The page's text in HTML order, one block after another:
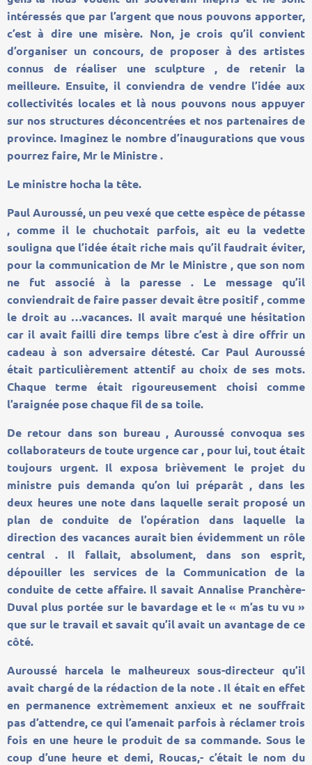
intéressés que par l’argent que nous pouvons apporter,
c’est à dire une misère. Non, je crois qu’il convient
d’organiser un concours, de proposer à des artistes
connus de réaliser une sculpture , de retenir la
meilleure. Ensuite, il conviendra de vendre l’idée aux
collectivités locales et là nous pouvons nous appuyer
sur nos structures déconcentrées et nos partenaires de
province. Imaginez le nombre d’inaugurations que vous
pourrez faire, Mr le Ministre .
Le ministre hocha la tête.
Paul Auroussé, un peu vexé que cette espèce de pétasse
, comme il le chuchotait parfois, ait eu la vedette
souligna que l’idée était riche mais qu’il faudrait éviter,
pour la communication de Mr le Ministre , que son nom
ne fut associé à la paresse . Le message qu’il
conviendrait de faire passer devait être positif , comme
le droit au …vacances. Il avait marqué une hésitation
car il avait failli dire temps libre c’est à dire offrir un
cadeau à son adversaire détesté. Car Paul Auroussé
était particulièrement attentif au choix de ses mots.
Chaque terme était rigoureusement choisi comme
l’araignée pose chaque fil de sa toile.
De retour dans son bureau , Auroussé convoqua ses
collaborateurs de toute urgence car , pour lui, tout était
toujours urgent. Il exposa brièvement le projet du
ministre puis demanda qu’on lui préparât , dans les
deux heures une note dans laquelle serait proposé un
plan de conduite de l’opération dans laquelle la
direction des vacances aurait bien évidemment un rôle
central . Il fallait, absolument, dans son esprit,
dépouiller les services de la Communication de la
conduite de cette affaire. Il savait Annalise Pranchère-
Duval plus portée sur le bavardage et le « m’as tu vu »
que sur le travail et savait qu’il avait un avantage de ce
côté.
Auroussé harcela le malheureux sous-directeur qu’il
avait chargé de la rédaction de la note . Il était en effet
en permanence extrèmement anxieux et ne souffrait
pas d’attendre, ce qui l’amenait parfois à réclamer trois
fois en une heure le produit de sa commande. Sous le
coup d’une heure et demi, Roucas,- c’était le nom du